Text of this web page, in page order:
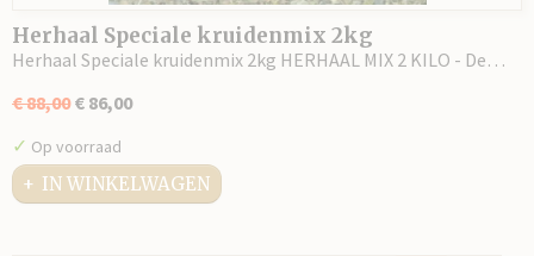
Herhaal Speciale kruidenmix 2kg
Herhaal Speciale kruidenmix 2kg HERHAAL MIX 2 KILO - De…
€ 88,00 € 86,00
✓ Op voorraad
IN WINKELWAGEN